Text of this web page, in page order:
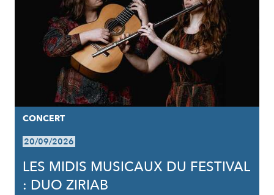
CONCERT
20/09/2026
LES MIDIS MUSICAUX DU FESTIVAL
: DUO ZIRIAB